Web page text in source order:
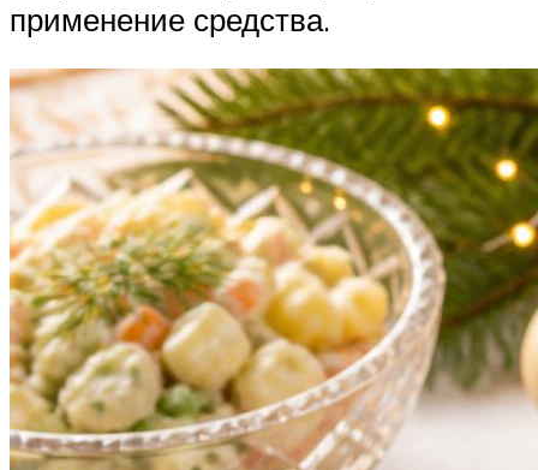
применение средства.